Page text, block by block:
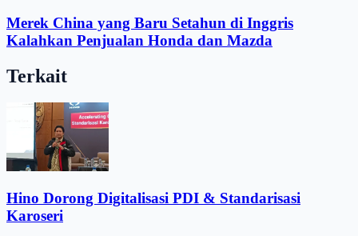
Merek China yang Baru Setahun di Inggris
Kalahkan Penjualan Honda dan Mazda
Terkait
Hino Dorong Digitalisasi PDI & Standarisasi
Karoseri